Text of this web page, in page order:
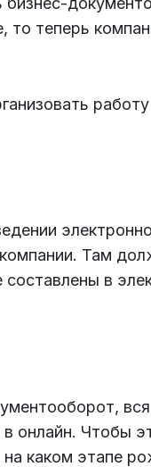
теперь
Там
в
онлайн. Чтобы
каком этапе